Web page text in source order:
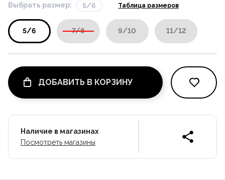
Выбрать размер: 5/6 Таблица размеров
5/6 7/8 9/10 11/12
ДОБАВИТЬ В КОРЗИНУ
Наличие в магазинах
Посмотреть магазины